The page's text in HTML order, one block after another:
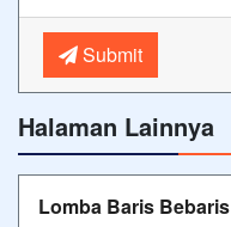
Submit
Halaman Lainnya
Lomba Baris Bebaris